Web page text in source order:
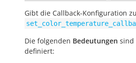
Gibt die Callback-Konfiguration
Die folgenden Bedeutungen sind
definiert: